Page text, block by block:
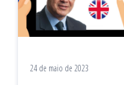
24 de maio de 2023